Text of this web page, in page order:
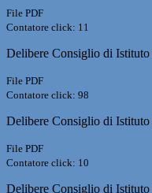
File PDF
Contatore click: 11
Delibere Consiglio di Istituto
File PDF
Contatore click: 98
Delibere Consiglio di Istituto
File PDF
Contatore click: 10
Delibere Consiglio di Istituto